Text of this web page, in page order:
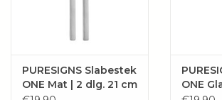
Tips en informatie om uw nieuwe
PURESIGNS Slabestek
ONE Mat | 2 dlg. 21 cm
ONE